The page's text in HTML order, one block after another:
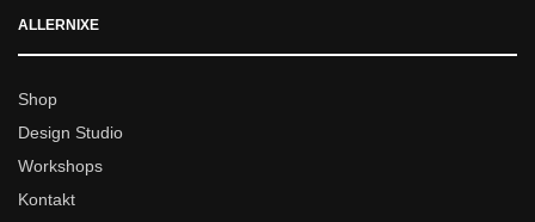
ALLERNIXE
Shop
Design Studio
Workshops
Kontakt